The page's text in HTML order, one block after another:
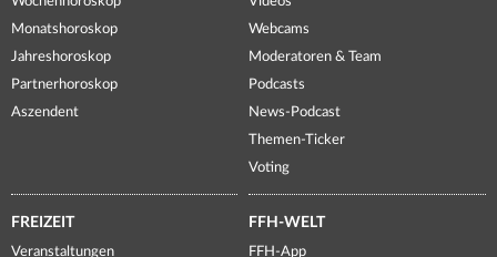
Monatshoroskop
Jahreshoroskop
Partnerhoroskop
Aszendent
Webcams
Moderatoren & Team
Podcasts
News-Podcast
Themen-Ticker
Voting
FREIZEIT
Veranstaltungen
FFH-WELT
FFH-App